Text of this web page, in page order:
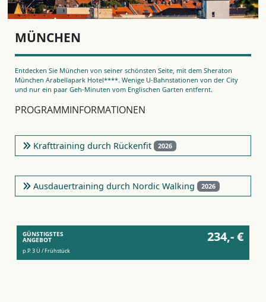
MÜNCHEN
Entdecken Sie München von seiner schönsten Seite, mit dem Sheraton
München Arabellapark Hotel****. Wenige U-Bahnstationen von der City
und nur ein paar Geh-Minuten vom Englischen Garten entfernt.
PROGRAMMINFORMATIONEN
Krafttraining durch Rückenfit 2026
Ausdauertraining durch Nordic Walking 2026
GÜNSTIGSTES
ANGEBOT 234,- €
p.P. 3 Ü / Frühstück